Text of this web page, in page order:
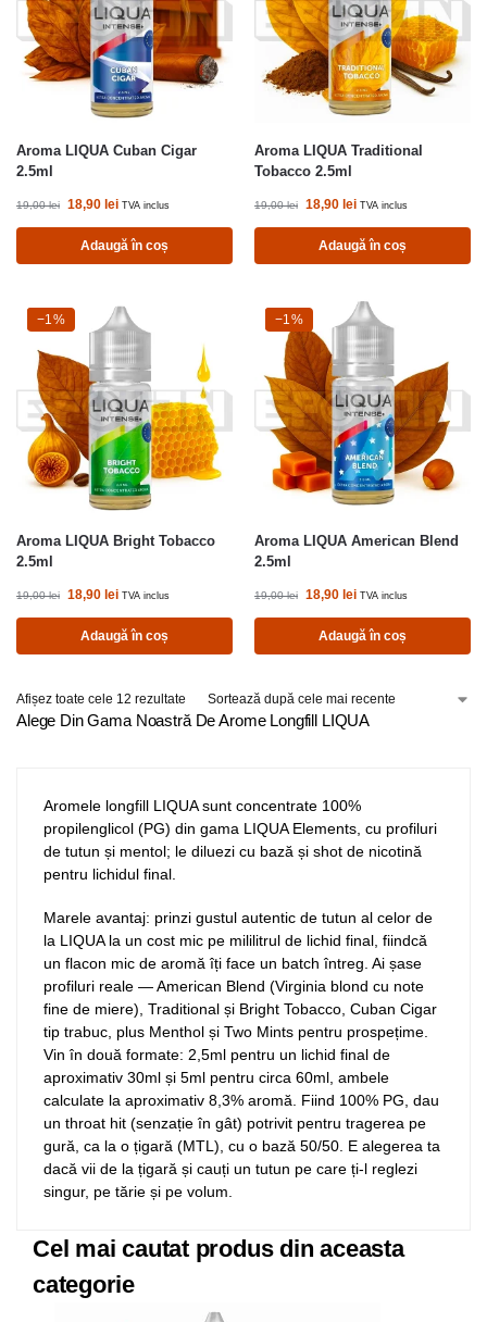
Aroma LIQUA Cuban Cigar
2.5ml
19,00lei 18,90 lei TVA inclus
Adaugă în coș
Aroma LIQUA Traditional
Tobacco 2.5ml
19,00lei 18,90 lei TVA inclus
Adaugă în coș
-1%
−1%
Aroma LIQUA Bright Tobacco
2.5ml
19,00lei 18,90 lei TVA inclus
Adaugă în coș
-1%
−1%
Aroma LIQUA American Blend
2.5ml
19,00lei 18,90 lei TVA inclus
Adaugă în coș
Afișez toate cele 12 rezultate
Alege Din Gama Noastră De Arome Longfill LIQUA
Aromele longfill LIQUA sunt concentrate 100%
propilenglicol (PG) din gama LIQUA Elements, cu profiluri
de tutun și mentol; le diluezi cu bază și shot de nicotină
pentru lichidul final.
Marele avantaj: prinzi gustul autentic de tutun al celor de
la LIQUA la un cost mic pe mililitrul de lichid final, fiindcă
un flacon mic de aromă îți face un batch întreg. Ai șase
profiluri reale — American Blend (Virginia blond cu note
fine de miere), Traditional și Bright Tobacco, Cuban Cigar
tip trabuc, plus Menthol și Two Mints pentru prospețime.
Vin în două formate: 2,5ml pentru un lichid final de
aproximativ 30ml și 5ml pentru circa 60ml, ambele
calculate la aproximativ 8,3% aromă. Fiind 100% PG, dau
un throat hit (senzație în gât) potrivit pentru tragerea pe
gură, ca la o țigară (MTL), cu o bază 50/50. E alegerea ta
dacă vii de la țigară și cauți un tutun pe care ți-l reglezi
singur, pe tărie și pe volum.
Cel mai cautat produs din aceasta
categorie